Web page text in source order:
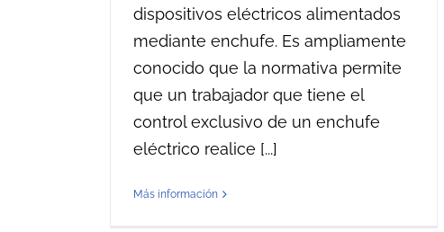
dispositivos eléctricos alimentados
mediante enchufe. Es ampliamente
conocido que la normativa permite
que un trabajador que tiene el
control exclusivo de un enchufe
eléctrico realice [...]
Más información